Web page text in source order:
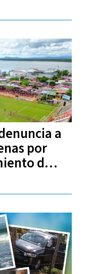
a
por
de